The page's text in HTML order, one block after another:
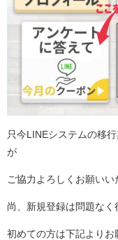
只今LINEシステムの移
が
ご協力よろしくお願いい
尚、新規登録は問題なく
初めての方は下記よりお